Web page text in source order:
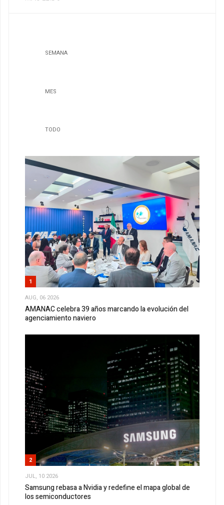
SEMANA
MES
TODO
1
AUG, 06 2026
AMANAC celebra 39 años marcando la evolución del
agenciamiento naviero
2
JUL, 10 2026
Samsung rebasa a Nvidia y redefine el mapa global de
los semiconductores